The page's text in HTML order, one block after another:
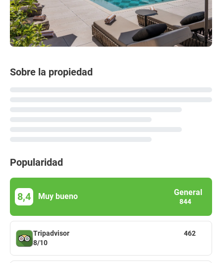
Sobre la propiedad
Popularidad
8,4 Muy bueno General
844
Tripadvisor
8/10
462